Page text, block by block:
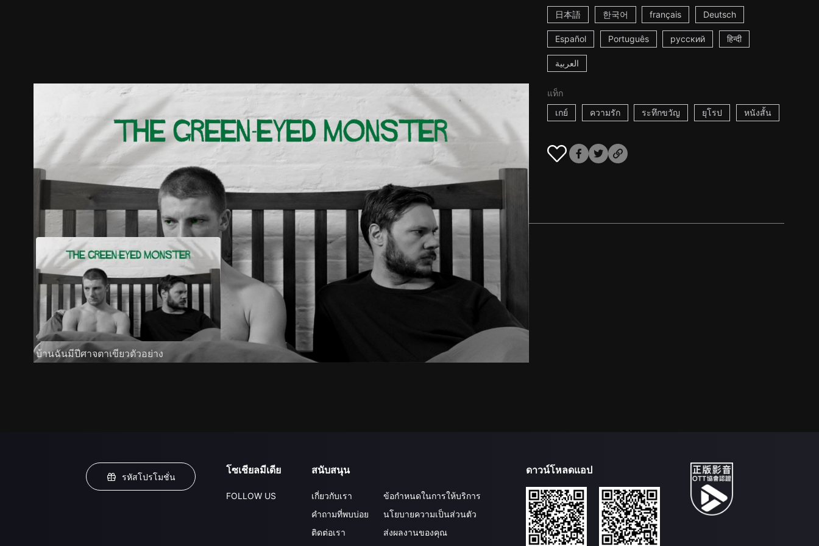
日本語 한국어 français Deutsch
Español Português русский हिन्दी
العربية
แท็ก
เกย์
ความรัก ระทึกขวัญ ยุโรป หนังสั้น
ตัวอย่าง ภาพนิ่ง เนื้อหาที่แนะนำ รายละเอียด
บ้านฉันมีปีศาจตาเขียวตัวอย่าง
รหัสโปรโมชั่น
โซเชียลมีเดีย
FOLLOW US
สนับสนุน
เกี่ยวกับเรา
คำถามที่พบบ่อย
ติดต่อเรา
ข้อกำหนดในการให้บริการ
นโยบายความเป็นส่วนตัว
ส่งผลงานของคุณ
ดาวน์โหลดแอป